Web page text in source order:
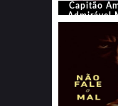
Capitão
Admirável